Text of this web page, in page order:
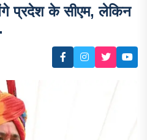
प्रदेश के सीएम, लेकिन